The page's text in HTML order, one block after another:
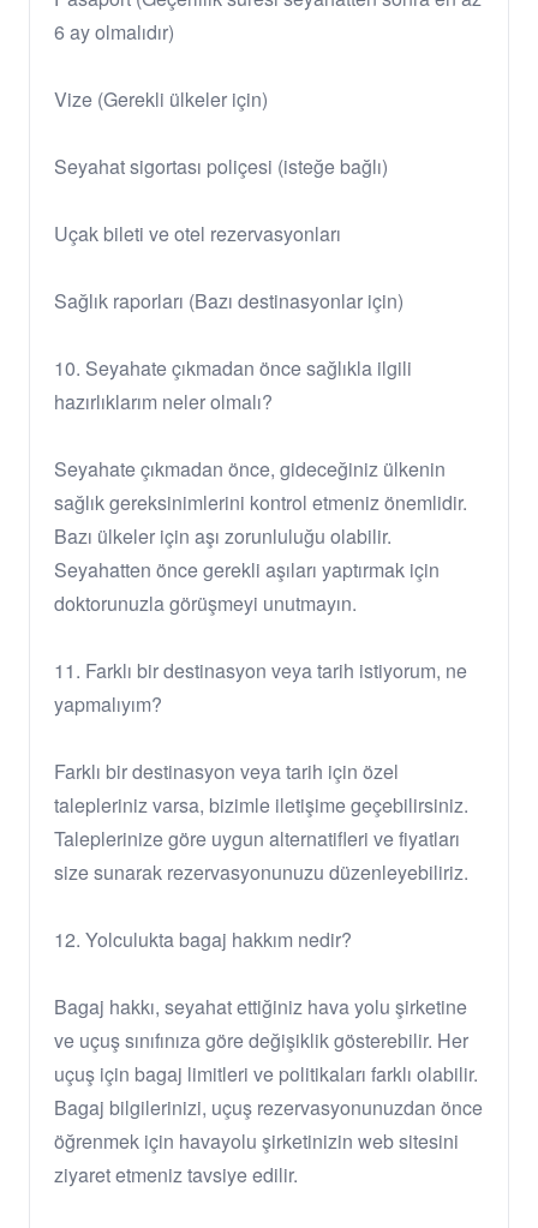
6 ay olmalıdır)
Vize (Gerekli ülkeler için)
Seyahat sigortası poliçesi (isteğe bağlı)
Uçak bileti ve otel rezervasyonları
Sağlık raporları (Bazı destinasyonlar için)
10. Seyahate çıkmadan önce sağlıkla ilgili
hazırlıklarım neler olmalı?
Seyahate çıkmadan önce, gideceğiniz ülkenin
sağlık gereksinimlerini kontrol etmeniz önemlidir.
Bazı ülkeler için aşı zorunluluğu olabilir.
Seyahatten önce gerekli aşıları yaptırmak için
doktorunuzla görüşmeyi unutmayın.
11. Farklı bir destinasyon veya tarih istiyorum, ne
yapmalıyım?
Farklı bir destinasyon veya tarih için özel
talepleriniz varsa, bizimle iletişime geçebilirsiniz.
Taleplerinize göre uygun alternatifleri ve fiyatları
size sunarak rezervasyonunuzu düzenleyebiliriz.
12. Yolculukta bagaj hakkım nedir?
Bagaj hakkı, seyahat ettiğiniz hava yolu şirketine
ve uçuş sınıfınıza göre değişiklik gösterebilir. Her
uçuş için bagaj limitleri ve politikaları farklı olabilir.
Bagaj bilgilerinizi, uçuş rezervasyonunuzdan önce
öğrenmek için havayolu şirketinizin web sitesini
ziyaret etmeniz tavsiye edilir.